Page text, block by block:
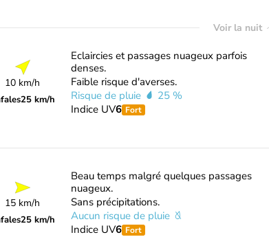
Voir la nuit
10 km/h
25 km/h
Eclaircies et passages nuageux parfois
denses.
Faible risque d'averses.
Risque de pluie
25 %
Indice UV6 Fort
15 km/h
25 km/h
Beau temps malgré quelques passages
nuageux.
Sans précipitations.
Aucun risque de pluie
Indice UV6 Fort